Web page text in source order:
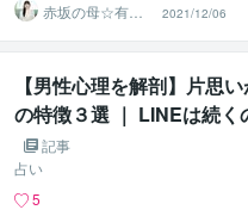
赤坂の母☆有輝
星良ゆうきせい
ら
2021/12/06
【男性心理を解剖】片思
の特徴３選 ｜ LINEは続く
ない理由
記事
占い
5